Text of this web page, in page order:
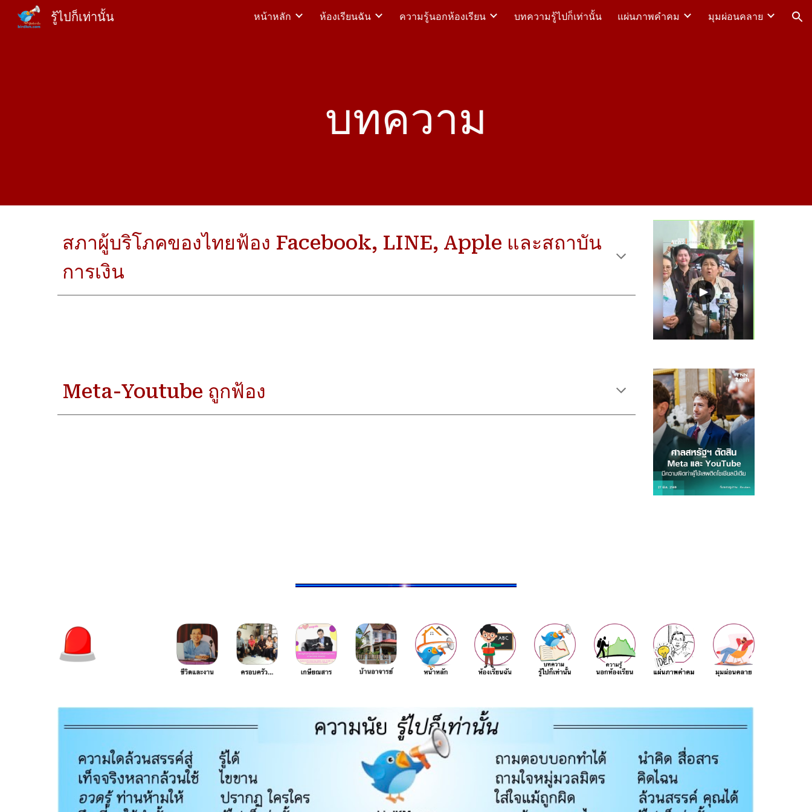
Skip to main content Skip to navigation
รู้ไปก็เท่านั้น หน้าหลัก ห้องเรียนฉัน ความรู้นอกห้องเรียน บทความรู้ไปก็เท่านั้น แผ่นภาพคำคม มุมผ่อนคลาย
บทความ
สภาผู้บริโภคของไทยฟ้อง Facebook, LINE, Apple และสถาบัน
การเงิน
Meta-Youtube ถูกฟ้อง